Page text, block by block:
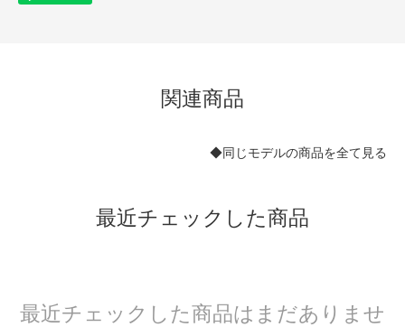
関連商品
◆同じモデルの商品を全て見る
最近チェックした商品
最近チェックした商品はまだありませ